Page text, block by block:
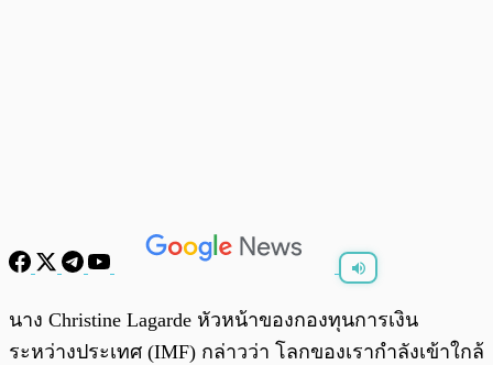
0:00/
นาง Christine Lagarde หัวหน้าของกองทุนการเงิน
ระหว่างประเทศ (IMF) กล่าวว่า โลกของเรากำลังเข้าใกล้